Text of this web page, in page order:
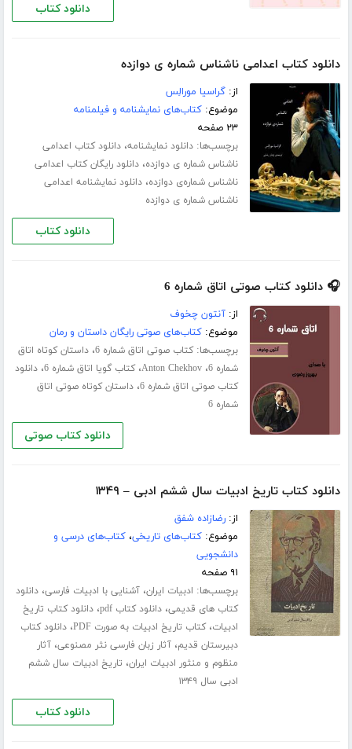
دانلود کتاب
دانلود کتاب اعدامی ناشناس شماره ی دوازده
از:گراسیا مورالِس
موضوع:کتاب‌های نمایشنامه و فیلمنامه
۲۳ صفحه
برچسب‌ها:دانلود نمایشنامه،دانلود کتاب اعدامی
ناشناس شماره ی دوازده،دانلود رایگان کتاب اعدامی
ناشناس شماره‌ی دوازده،دانلود نمایشنامه اعدامی
ناشناس شماره ی دوازده
دانلود کتاب
🎧 دانلود کتاب صوتی اتاق شماره 6
از:آنتون چخوف
موضوع:کتاب‌های صوتی رایگان داستان و رمان
برچسب‌ها:کتاب صوتی اتاق شماره 6 ،داستان کوتاه اتاق
شماره 6 ،Anton Chekhov،کتاب گویا اتاق شماره 6 ،دانلود
کتاب صوتی اتاق شماره 6 ،داستان کوتاه صوتی اتاق
شماره 6
دانلود کتاب صوتی
دانلود کتاب تاریخ ادبیات سال ششم ادبی – ۱۳۴۹
از:رضازاده شفق
موضوع:کتاب‌های تاریخی،کتاب‌های درسی و
دانشجویی
۹۱ صفحه
برچسب‌ها: ادبیات ایران،آشنایی با ادبیات فارسی،دانلود
کتاب های قدیمی،دانلود کتاب pdf ،دانلود کتاب تاریخ
ادبیات،کتاب تاریخ ادبیات به صورت PDF ،دانلود کتاب
دبیرستان قدیم،آثار زبان فارسی نثر مصنوعی،آثار
منظوم و منثور ادبیات ایران، تاریخ ادبیات سال ششم
ادبی سال ۱۳۴۹
دانلود کتاب